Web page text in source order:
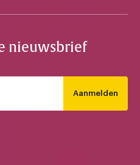
nieuwsbrief
Aanmelden